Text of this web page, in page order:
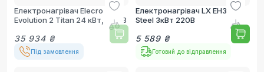
Електронагрівач Elecro
Evolution 2 Titan 24 кВт, 380 В
35 934 ₴
Під замовлення
Електронагрівач LX EH30-R1
Steel 3кВт 220В
5 589 ₴
Готовий до відправлення